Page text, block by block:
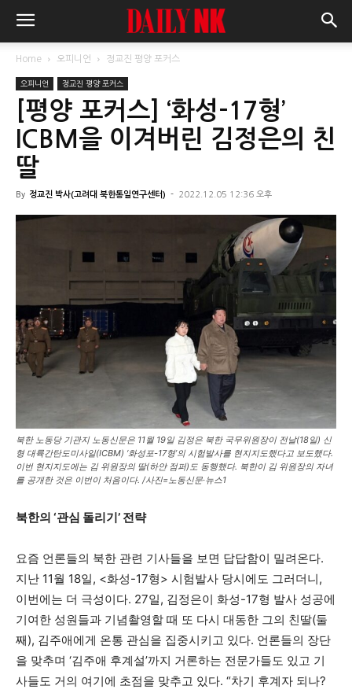
Home 오피니언 정교진 평양 포커스
오피니언 정교진 평양 포커스
[평양 포커스] ‘화성-17형’
ICBM을 이겨버린 김정은의 친
딸
By 정교진 박사(고려대 북한통일연구센터) - 2022.12.05 12:36 오후
북한 노동당 기관지 노동신문은 11월 19일 김정은 북한 국무위원장이 전날(18일) 신
형 대륙간탄도미사일(ICBM) ‘화성포-17형’의 시험발사를 현지지도했다고 보도했다.
이번 현지지도에는 김 위원장의 딸(하얀 점퍼)도 동행했다. 북한이 김 위원장의 자녀
를 공개한 것은 이번이 처음이다. /사진=노동신문·뉴스1
북한의 ‘관심 돌리기’ 전략
요즘 언론들의 북한 관련 기사들을 보면 답답함이 밀려온다.
지난 11월 18일, <화성-17형> 시험발사 당시에도 그러더니,
이번에는 더 극성이다. 27일, 김정은이 화성-17형 발사 성공에
기여한 성원들과 기념촬영할 때 또 다시 대동한 그의 친딸(둘
째), 김주애에게 온통 관심을 집중시키고 있다. 언론들의 장단
을 맞추며 ‘김주애 후계설’까지 거론하는 전문가들도 있고 기
사들도 거의 여기에 초점을 맞추고 있다. “차기 후계자 되나?